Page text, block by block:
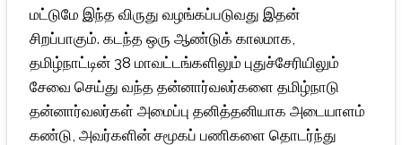
மட்டுமே இந்த விருது வழங்கப்படுவது இதன்
சிறப்பாகும். கடந்த ஒரு ஆண்டுக் காலமாக,
தமிழ்நாட்டின் 38 மாவட்டங்களிலும் புதுச்சேரியிலும்
சேவை செய்து வந்த தன்னார்வலர்களை தமிழ்நாடு
தன்னார்வலர்கள் அமைப்பு தனித்தனியாக அடையாளம்
கண்டு, அவர்களின் சமூகப் பணிகளை தொடர்ந்து